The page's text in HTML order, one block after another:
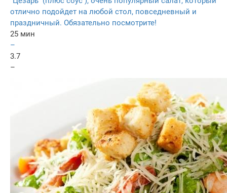
отлично подойдет на любой стол, повседневный и
праздничный. Обязательно посмотрите!
25 мин
–
3.7
–